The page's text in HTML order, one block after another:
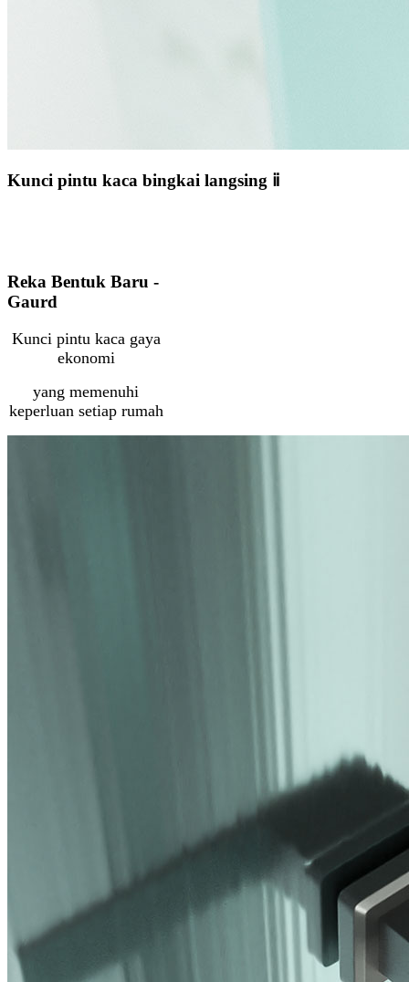
Kunci pintu kaca bingkai langsing ⅱ
Reka Bentuk Baru -
Gaurd
Kunci pintu kaca gaya
ekonomi
yang memenuhi
keperluan setiap rumah